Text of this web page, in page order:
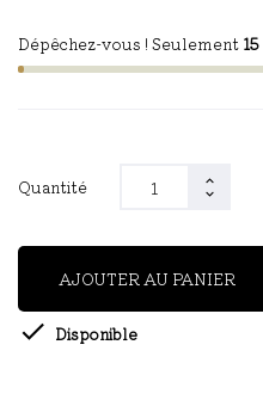
Dépêchez-vous ! Seulement 15
Quantité
AJOUTER AU PANIER
 Disponible